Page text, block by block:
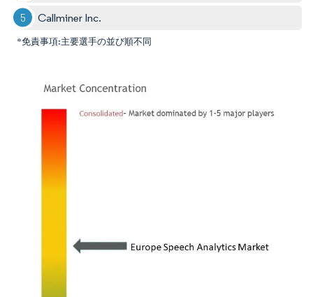
Callminer Inc.
*免責事項:主要選手の並び順不同